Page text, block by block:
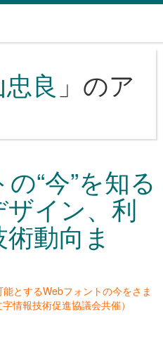
良 」のア
“今”を知る
ザイン、利
動向ま
能とするWebフォントの今をさま
情報技術促進協議会共催）